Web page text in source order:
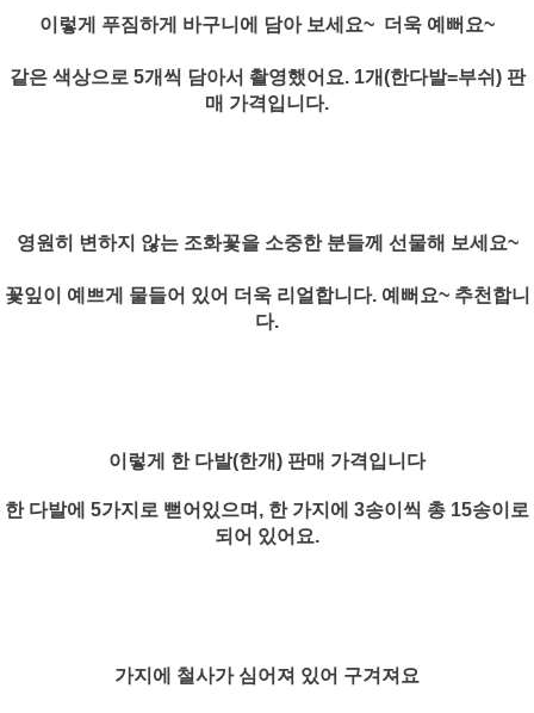
이렇게 푸짐하게 바구니에 담아 보세요~ 더욱 예뻐요~
같은 색상으로 5개씩 담아서 촬영했어요. 1개(한다발=부쉬) 판
매 가격입니다.
영원히 변하지 않는 조화꽃을 소중한 분들께 선물해 보세요~
꽃잎이 예쁘게 물들어 있어 더욱 리얼합니다. 예뻐요~ 추천합니
다.
이렇게 한 다발(한개) 판매 가격입니다
한 다발에 5가지로 뻗어있으며, 한 가지에 3송이씩 총 15송이로
되어 있어요.
가지에 철사가 심어져 있어 구겨져요